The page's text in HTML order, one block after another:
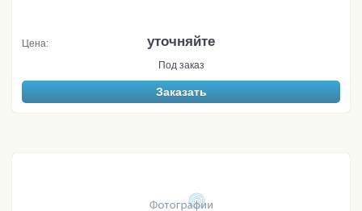
Цена: уточняйте
Под заказ
Заказать